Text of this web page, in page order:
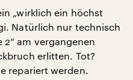
„wirklich ein höchst
Natürlich nur technisch
2“ am vergangenen
erlitten. Tot?
repariert werden.